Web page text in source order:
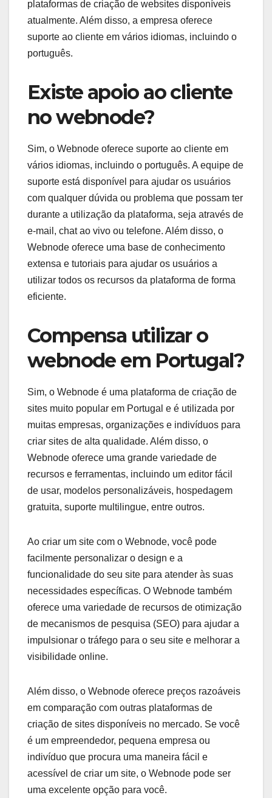
plataformas de criação de websites disponíveis
atualmente. Além disso, a empresa oferece
suporte ao cliente em vários idiomas, incluindo o
português.
Existe apoio ao cliente
no webnode?
Sim, o Webnode oferece suporte ao cliente em
vários idiomas, incluindo o português. A equipe de
suporte está disponível para ajudar os usuários
com qualquer dúvida ou problema que possam ter
durante a utilização da plataforma, seja através de
e-mail, chat ao vivo ou telefone. Além disso, o
Webnode oferece uma base de conhecimento
extensa e tutoriais para ajudar os usuários a
utilizar todos os recursos da plataforma de forma
eficiente.
Compensa utilizar o
webnode em Portugal?
Sim, o Webnode é uma plataforma de criação de
sites muito popular em Portugal e é utilizada por
muitas empresas, organizações e indivíduos para
criar sites de alta qualidade. Além disso, o
Webnode oferece uma grande variedade de
recursos e ferramentas, incluindo um editor fácil
de usar, modelos personalizáveis, hospedagem
gratuita, suporte multilingue, entre outros.
Ao criar um site com o Webnode, você pode
facilmente personalizar o design e a
funcionalidade do seu site para atender às suas
necessidades específicas. O Webnode também
oferece uma variedade de recursos de otimização
de mecanismos de pesquisa (SEO) para ajudar a
impulsionar o tráfego para o seu site e melhorar a
visibilidade online.
Além disso, o Webnode oferece preços razoáveis
em comparação com outras plataformas de
criação de sites disponíveis no mercado. Se você
é um empreendedor, pequena empresa ou
indivíduo que procura uma maneira fácil e
acessível de criar um site, o Webnode pode ser
uma excelente opção para você.